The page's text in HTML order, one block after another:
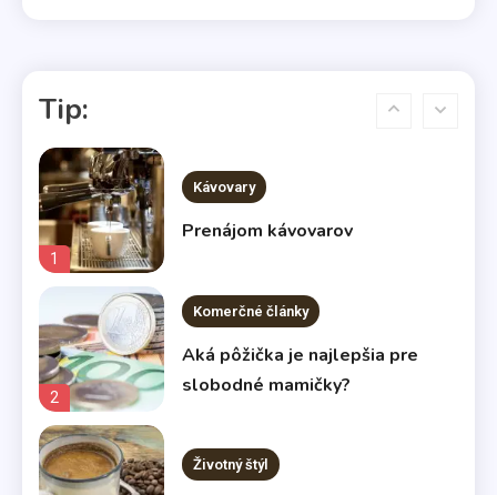
Tip:
1
Kávovary
Prenájom kávovarov
2
Komerčné články
Aká pôžička je najlepšia pre
slobodné mamičky?
Životný štýl